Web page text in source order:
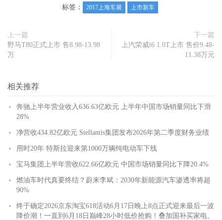
标签： 2017上海车展 上市新车
上一篇
野马T80正式上市 售8.98-13.98
万
下一篇
上汽荣威i6 1.0T上市 售价9.48-
11.38万元
相关推荐
奔驰上半年营业收入636.63亿欧元 上半年中国市场销量同比下滑
28%
净营收434.82亿欧元 Stellantis集团发布2026年第二季度财务业绩
用时20年 特斯拉迎来第1000万辆纯电动车下线
宝马集团上半年营收622.66亿欧元 中国市场销量同比下降20.4%
燃油车时代真要终结？蔚来李斌：2030年新能源汽车渗透率将超
90%
终于确定2026京东淘宝618活动6月17日晚上8点正式迎来最后一波
降价潮！一直到6月18日巅峰28小时低价抢购！叠加国补买家电、